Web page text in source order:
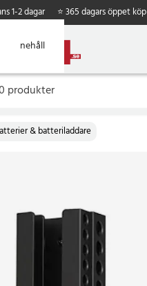
1-2 dagar ⭐ 365 dagars öppet köp
& batteriladdare